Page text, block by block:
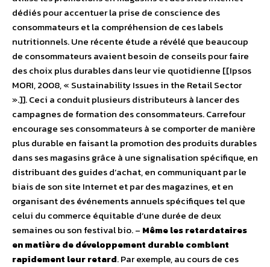
dédiés pour accentuer la prise de conscience des
consommateurs et la compréhension de ces labels
nutritionnels. Une récente étude a révélé que beaucoup
de consommateurs avaient besoin de conseils pour faire
des choix plus durables dans leur vie quotidienne [[Ipsos
MORI, 2008, « Sustainability Issues in the Retail Sector
».]]. Ceci a conduit plusieurs distributeurs à lancer des
campagnes de formation des consommateurs. Carrefour
encourage ses consommateurs à se comporter de manière
plus durable en faisant la promotion des produits durables
dans ses magasins grâce à une signalisation spécifique, en
distribuant des guides d’achat, en communiquant par le
biais de son site Internet et par des magazines, et en
organisant des événements annuels spécifiques tel que
celui du commerce équitable d’une durée de deux
semaines ou son festival bio. – Même les retardataires
en matière de développement durable comblent
rapidement leur retard. Par exemple, au cours de ces